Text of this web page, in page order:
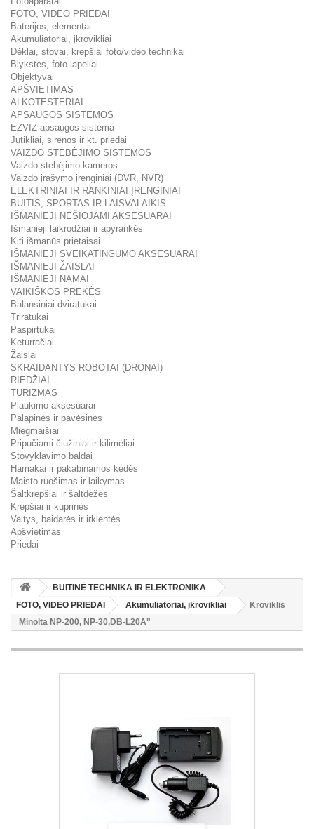
FOTO, VIDEO PRIEDAI
Baterijos, elementai
Akumuliatoriai, įkrovikliai
Dėklai, stovai, krepšiai foto/video technikai
Blykstės, foto lapeliai
Objektyvai
APŠVIETIMAS
ALKOTESTERIAI
APSAUGOS SISTEMOS
EZVIZ apsaugos sistema
Jutikliai, sirenos ir kt. priedai
VAIZDO STEBĖJIMO SISTEMOS
Vaizdo stebėjimo kameros
Vaizdo įrašymo įrenginiai (DVR, NVR)
ELEKTRINIAI IR RANKINIAI ĮRENGINIAI
BUITIS, SPORTAS IR LAISVALAIKIS
IŠMANIEJI NEŠIOJAMI AKSESUARAI
Išmanieji laikrodžiai ir apyrankės
Kiti išmanūs prietaisai
IŠMANIEJI SVEIKATINGUMO AKSESUARAI
IŠMANIEJI ŽAISLAI
IŠMANIEJI NAMAI
VAIKIŠKOS PREKĖS
Balansiniai dviratukai
Triratukai
Paspirtukai
Keturračiai
Žaislai
SKRAIDANTYS ROBOTAI (DRONAI)
RIEDŽIAI
TURIZMAS
Plaukimo aksesuarai
Palapinės ir pavėsinės
Miegmaišiai
Pripučiami čiužiniai ir kilimėliai
Stovyklavimo baldai
Hamakai ir pakabinamos kėdės
Maisto ruošimas ir laikymas
Šaltkrepšiai ir šaltdėžės
Krepšiai ir kuprinės
Valtys, baidarės ir irklentės
Apšvietimas
Priedai
BUITINĖ TECHNIKA IR ELEKTRONIKA
FOTO, VIDEO PRIEDAI
Akumuliatoriai, įkrovikliai
Kroviklis
Minolta NP-200, NP-30,DB-L20A"